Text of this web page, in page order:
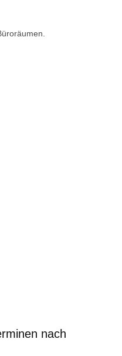
nach